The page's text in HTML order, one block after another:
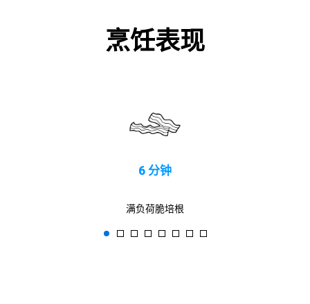
烹饪表现
6 分钟
满负荷脆培根